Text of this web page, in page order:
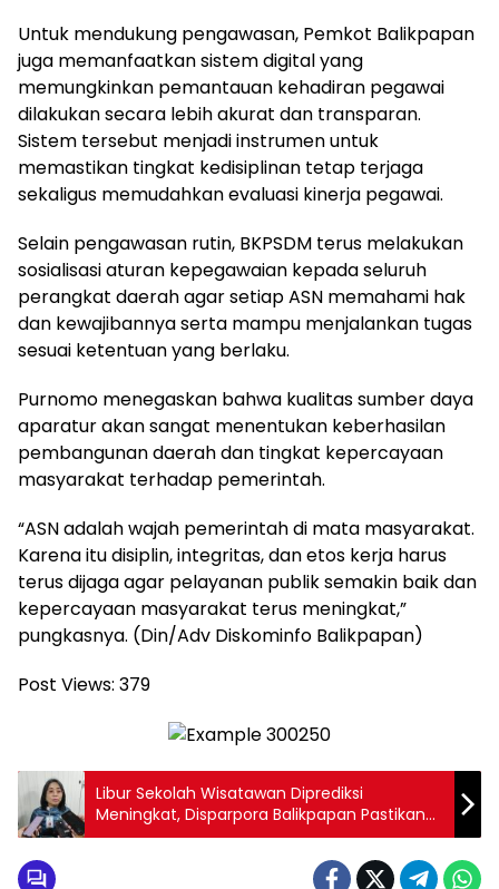
Untuk mendukung pengawasan, Pemkot Balikpapan
juga memanfaatkan sistem digital yang
memungkinkan pemantauan kehadiran pegawai
dilakukan secara lebih akurat dan transparan.
Sistem tersebut menjadi instrumen untuk
memastikan tingkat kedisiplinan tetap terjaga
sekaligus memudahkan evaluasi kinerja pegawai.
Selain pengawasan rutin, BKPSDM terus melakukan
sosialisasi aturan kepegawaian kepada seluruh
perangkat daerah agar setiap ASN memahami hak
dan kewajibannya serta mampu menjalankan tugas
sesuai ketentuan yang berlaku.
Purnomo menegaskan bahwa kualitas sumber daya
aparatur akan sangat menentukan keberhasilan
pembangunan daerah dan tingkat kepercayaan
masyarakat terhadap pemerintah.
“ASN adalah wajah pemerintah di mata masyarakat.
Karena itu disiplin, integritas, dan etos kerja harus
terus dijaga agar pelayanan publik semakin baik dan
kepercayaan masyarakat terus meningkat,”
pungkasnya. (Din/Adv Diskominfo Balikpapan)
Post Views: 379
Libur Sekolah Wisatawan Diprediksi
Meningkat, Disparpora Balikpapan Pastikan
Obyek Wisata Aman dan Nyaman